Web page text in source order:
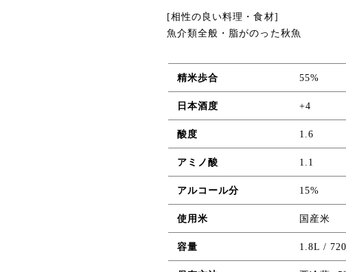
[相性の良い料理・食材]
魚介類全般・脂がのった秋魚
精米歩合 55%
日本酒度 +4
酸度 1.6
アミノ酸 1.1
アルコール分 15%
使用米 国産米
容量 1.8L /